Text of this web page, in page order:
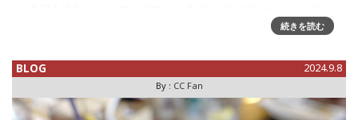
ルセイは完全アポイントメント予約制にて新作を披露してい
でもありますので、
続きを読む
BLOG 2024.9.8
By : CC Fan